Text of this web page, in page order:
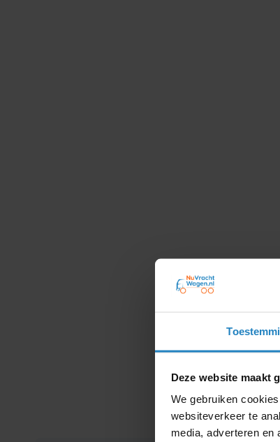
Deze website maakt
We gebruiken
websiteverkeer te
media, adverteren en